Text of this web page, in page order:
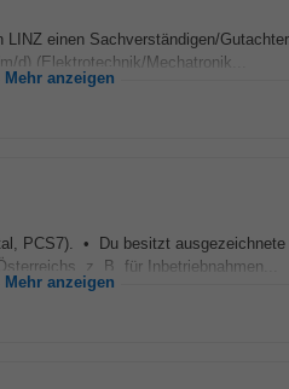
einen Sachverständigen/
d) (Elektrotechnik/Mechatronik...
Mehr anzeigen
PCS7). • Du besitzt
z. B. für Inbetriebnahmen...
Mehr anzeigen